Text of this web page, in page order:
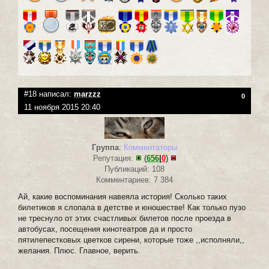
#18 написал: marzzz 0
11 ноября 2015 20:40
Группа: Комментаторы
Репутация:
(656| 0)
Публикаций: 108
Комментариев: 7 384
Ай, какие воспоминания навеяла история! Сколько таких
билетиков я слопала в детстве и юношестве! Как только пузо
не треснуло от этих счастливых билетов после проезда в
автобусах, посещения кинотеатров да и просто
пятилепестковых цветков сирени, которые тоже ,,исполняли,,
желания. Плюс. Главное, верить.